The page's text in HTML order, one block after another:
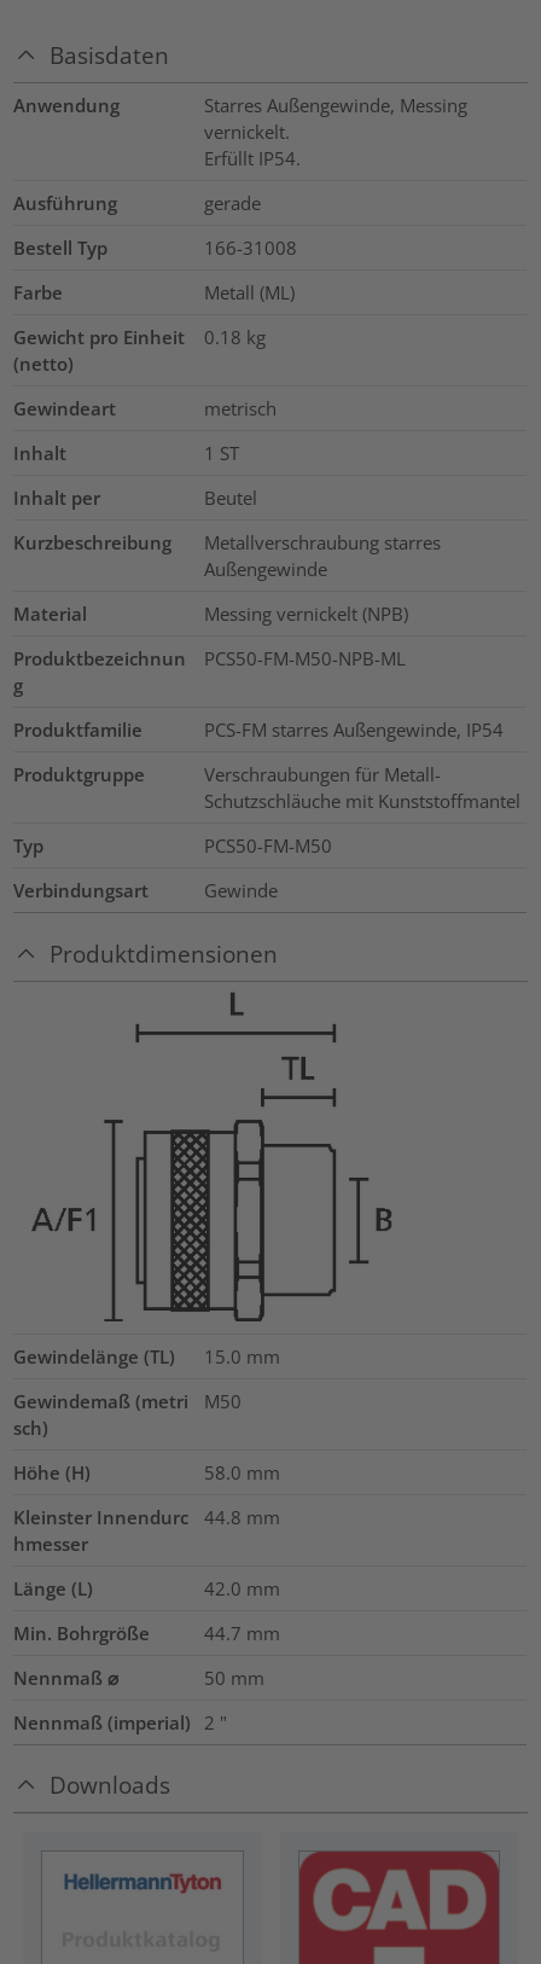
Basisdaten
Anwendung
Starres Außengewinde, Messing
vernickelt.
Erfüllt IP54.
Ausführung
gerade
Bestell Typ
166-31008
Farbe
Metall (ML)
Gewicht pro Einheit
(netto)
0.18 kg
Gewindeart
metrisch
Inhalt
1 ST
Inhalt per
Beutel
Kurzbeschreibung
Metallverschraubung starres
Außengewinde
Material
Messing vernickelt (NPB)
Produktbezeichnun
g
PCS50-FM-M50-NPB-ML
Produktfamilie
PCS-FM starres Außengewinde, IP54
Produktgruppe
Verschraubungen für Metall-
Schutzschläuche mit Kunststoffmantel
Typ
PCS50-FM-M50
Verbindungsart
Gewinde
Produktdimensionen
Gewindelänge (TL) 15.0 mm
Gewindemaß (metri
sch)
M50
Höhe (H) 58.0 mm
Kleinster Innendurc
hmesser
44.8 mm
Länge (L) 42.0 mm
Min. Bohrgröße
44.7 mm
Nennmaß ⌀
50 mm
Nennmaß (imperial)
2 "
Downloads